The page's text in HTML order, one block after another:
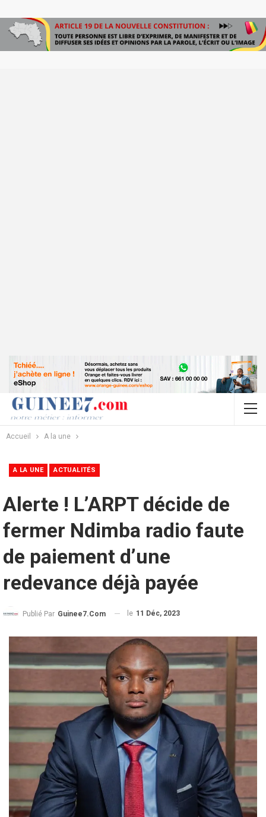
Accueil A la une
A LA UNE ACTUALITÉS
Alerte ! L’ARPT décide de
fermer Ndimba radio faute
de paiement d’une
redevance déjà payée
Publié Par Guinee7.com le 11 Déc, 2023